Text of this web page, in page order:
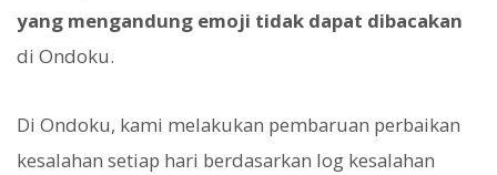
yang mengandung emoji tidak dapat dibacakan
di Ondoku.
Di Ondoku, kami melakukan pembaruan perbaikan
kesalahan setiap hari berdasarkan log kesalahan